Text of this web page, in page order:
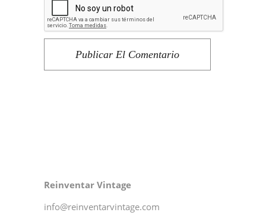
Publicar El Comentario
Reinventar Vintage
info@reinventarvintage.com